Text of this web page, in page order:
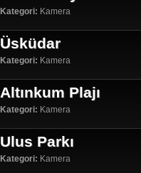
Kategori: Kamera
Üsküdar
Kategori: Kamera
Altınkum Plajı
Kategori: Kamera
Ulus Parkı
Kategori: Kamera